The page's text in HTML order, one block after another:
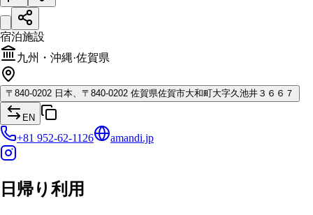
宿泊施設
九州・沖縄·佐賀県
〒 840-0202 日本、〒840-0202 佐賀県佐賀市大和町大字久池井３６６７
EN
+81 952-62-1126 amandi.jp
日帰り利用